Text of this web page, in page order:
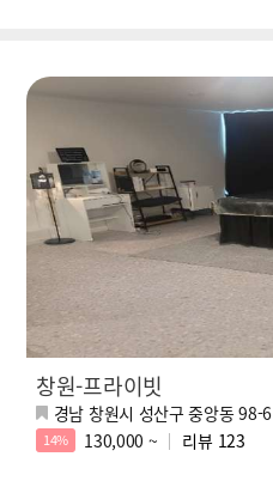
창원-프라이빗
경남 창원시 성산구 중앙동 98-6
14% 130,000 ~ 리뷰 123